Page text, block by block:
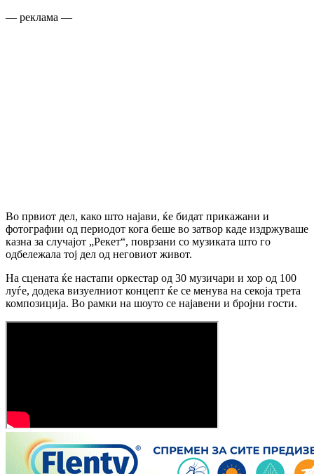
— реклама —
Во првиот дел, како што најави, ќе бидат прикажани и
фотографии од периодот кога беше во затвор каде издржуваше
казна за случајот „Рекет“, поврзани со музиката што го
одбележала тој дел од неговиот живот.
На сцената ќе настапи оркестар од 30 музичари и хор од 100
луѓе, додека визуелниот концепт ќе се менува на секоја трета
композиција. Во рамки на шоуто се најавени и бројни гости.